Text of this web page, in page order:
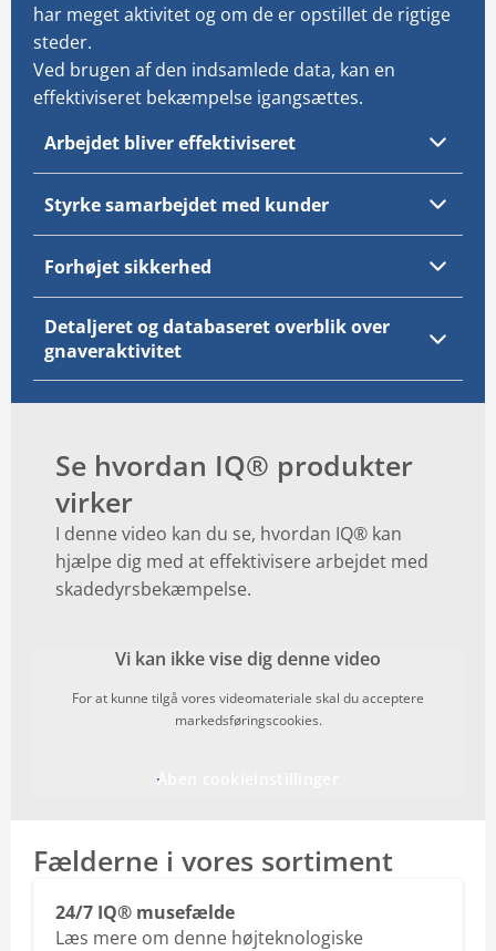
har meget aktivitet og om de er opstillet de rigtige
steder.
Ved brugen af den indsamlede data, kan en
effektiviseret bekæmpelse igangsættes.
Arbejdet bliver effektiviseret
Styrke samarbejdet med kunder
Forhøjet sikkerhed
Detaljeret og databaseret overblik over
gnaveraktivitet
Se hvordan IQ® produkter
virker
I denne video kan du se, hvordan IQ® kan
hjælpe dig med at effektivisere arbejdet med
skadedyrsbekæmpelse.
Vi kan ikke vise dig denne video
For at kunne tilgå vores videomateriale skal du acceptere
markedsføringscookies.
Åben cookieinstillinger
Fælderne i vores sortiment
24/7 IQ® musefælde
Læs mere om denne højteknologiske